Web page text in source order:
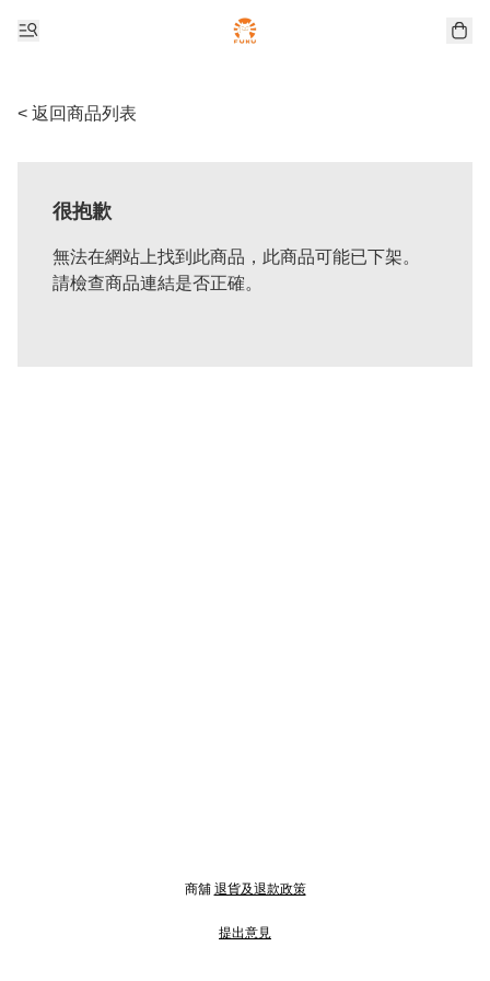
< 返回商品列表
很抱歉
無法在網站上找到此商品，此商品可能已下架。
請檢查商品連結是否正確。
商舖 退貨及退款政策
提出意見